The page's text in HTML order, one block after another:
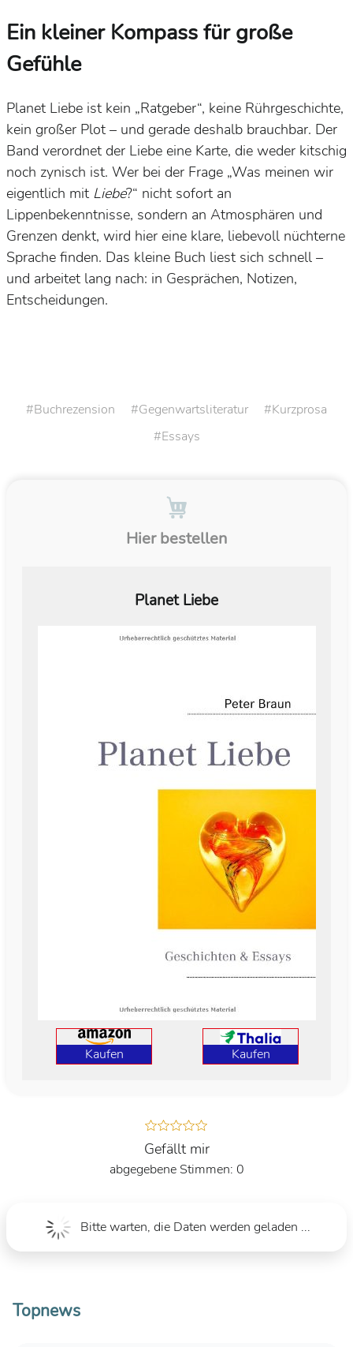
Ein kleiner Kompass für große
Gefühle
Planet Liebe ist kein „Ratgeber“, keine Rührgeschichte,
kein großer Plot – und gerade deshalb brauchbar. Der
Band verordnet der Liebe eine Karte, die weder kitschig
noch zynisch ist. Wer bei der Frage „Was meinen wir
eigentlich mit Liebe?“ nicht sofort an
Lippenbekenntnisse, sondern an Atmosphären und
Grenzen denkt, wird hier eine klare, liebevoll nüchterne
Sprache finden. Das kleine Buch liest sich schnell –
und arbeitet lang nach: in Gesprächen, Notizen,
Entscheidungen.
Buchrezension Gegenwartsliteratur
Kurzprosa
Essays
Hier bestellen
Planet Liebe
Kaufen Kaufen
Gefällt mir
0
Bitte warten, die Daten werden geladen ...
Topnews